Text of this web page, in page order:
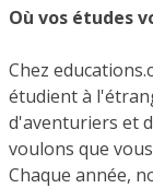
Où vos études
Chez
étudient à
d'aventuriers et
voulons que
Chaque année,